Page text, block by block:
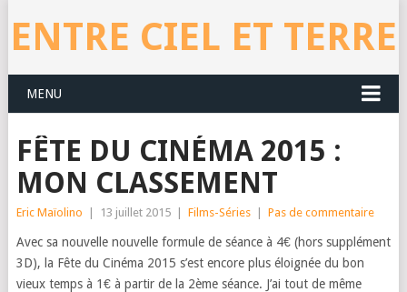
ENTRE CIEL ET TERRE
MENU
FÊTE DU CINÉMA 2015 :
MON CLASSEMENT
Eric Maïolino 13 juillet 2015 Films-Séries Pas de commentaire
Avec sa nouvelle nouvelle formule de séance à 4€ (hors supplément
3D), la Fête du Cinéma 2015 s’est encore plus éloignée du bon
vieux temps à 1€ à partir de la 2ème séance. J’ai tout de même